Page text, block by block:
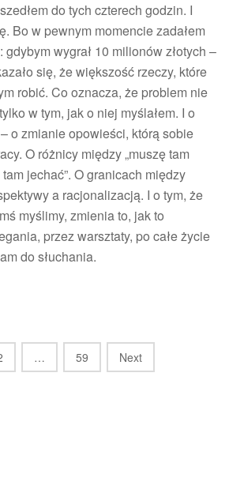
do tych czterech godzin. I
Bo w pewnym momencie zadałem
wygrał 10 milionów złotych –
się, że większość rzeczy, które
robić. Co oznacza, że problem nie
w tym, jak o niej myślałem. I o
o zmianie opowieści, którą sobie
O różnicy między „muszę tam
jechać”. O granicach między
a racjonalizacją. I o tym, że
myślimy, zmienia to, jak to
przez warsztaty, po całe życie
do słuchania.
… 59 Next